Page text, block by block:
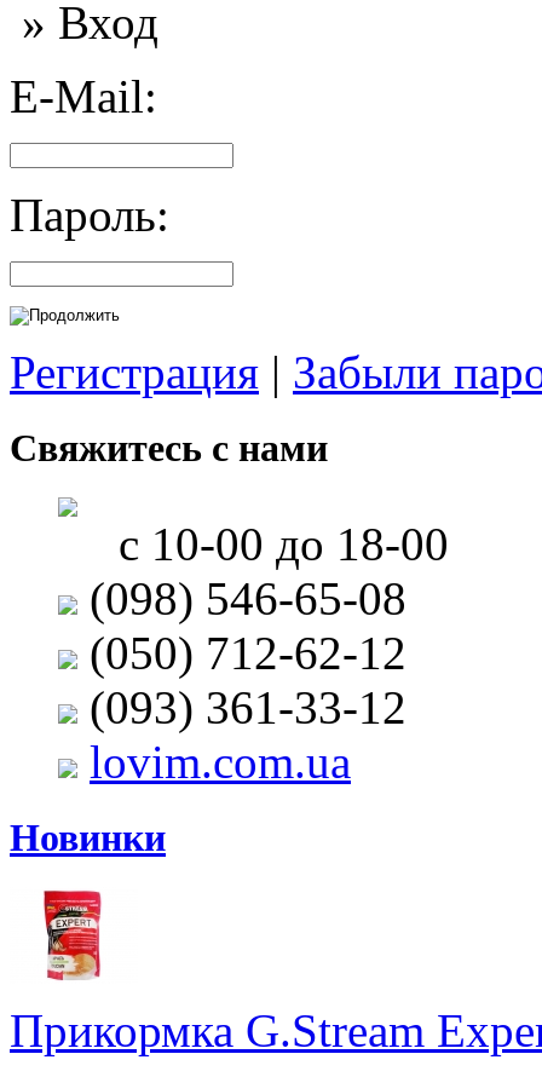
» Вход
E-Mail:
Пароль:
Регистрация | Забыли
Свяжитесь с нами
с 10-00 до 18-00
(098) 546-65-08
(050) 712-62-12
(093) 361-33-12
lovim.com.ua
Новинки
Прикормка G.Stream